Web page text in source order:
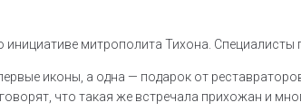
инициативе митрополита Тихона.
иконы, а одна — подарок от
что такая же встречала прихожан и